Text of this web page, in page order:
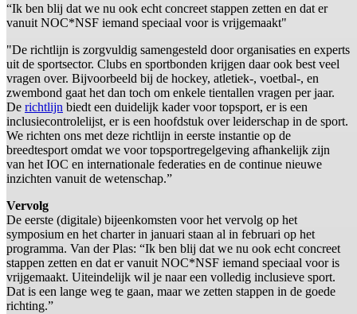
“Ik ben blij dat we nu ook echt concreet stappen zetten en dat er
vanuit NOC*NSF iemand speciaal voor is vrijgemaakt"
"De richtlijn is zorgvuldig samengesteld door organisaties en experts
uit de sportsector. Clubs en sportbonden krijgen daar ook best veel
vragen over. Bijvoorbeeld bij de hockey, atletiek-, voetbal-, en
zwembond gaat het dan toch om enkele tientallen vragen per jaar.
De richtlijn biedt een duidelijk kader voor topsport, er is een
inclusiecontrolelijst, er is een hoofdstuk over leiderschap in de sport.
We richten ons met deze richtlijn in eerste instantie op de
breedtesport omdat we voor topsportregelgeving afhankelijk zijn
van het IOC en internationale federaties en de continue nieuwe
inzichten vanuit de wetenschap.”
Vervolg
De eerste (digitale) bijeenkomsten voor het vervolg op het
symposium en het charter in januari staan al in februari op het
programma. Van der Plas: “Ik ben blij dat we nu ook echt concreet
stappen zetten en dat er vanuit NOC*NSF iemand speciaal voor is
vrijgemaakt. Uiteindelijk wil je naar een volledig inclusieve sport.
Dat is een lange weg te gaan, maar we zetten stappen in de goede
richting.”